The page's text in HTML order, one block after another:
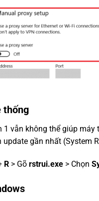
thống
1 vẫn không thể giúp
gần nhất (System
R > Gõ rstrui.exe > Chọn